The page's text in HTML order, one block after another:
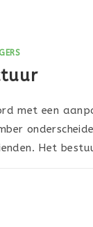
met een
Het